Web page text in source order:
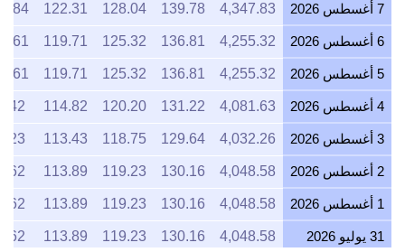
7 أغسطس 2026 4,347.83
139.78
128.04
122.31
6 أغسطس 2026 4,255.32
136.81
125.32
119.71
5 أغسطس 2026 4,255.32
136.81
125.32
119.71
4 أغسطس 2026 4,081.63
131.22
120.20
114.82
3 أغسطس 2026 4,032.26
129.64
118.75
113.43
2 أغسطس 2026 4,048.58
130.16
119.23
113.89
1 أغسطس 2026 4,048.58
130.16
119.23
113.89
31 يوليو 2026 4,048.58
130.16
119.23
113.89